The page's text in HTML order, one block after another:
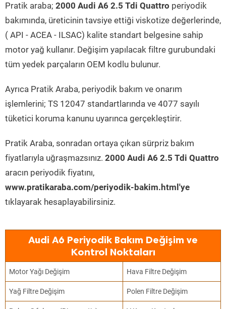
Pratik araba; 2000 Audi A6 2.5 Tdi Quattro periyodik
bakımında, üreticinin tavsiye ettiği viskotize değerlerinde,
( API - ACEA - ILSAC) kalite standart belgesine sahip
motor yağ kullanır. Değişim yapılacak filtre gurubundaki
tüm yedek parçaların OEM kodlu bulunur.
Ayrıca Pratik Araba, periyodik bakım ve onarım
işlemlerini; TS 12047 standartlarında ve 4077 sayılı
tüketici koruma kanunu uyarınca gerçekleştirir.
Pratik Araba, sonradan ortaya çıkan sürpriz bakım
fiyatlarıyla uğraşmazsınız. 2000 Audi A6 2.5 Tdi Quattro
aracın periyodik fiyatını,
www.pratikaraba.com/periyodik-bakim.html'ye
tıklayarak hesaplayabilirsiniz.
Audi A6 Periyodik Bakım Değişim ve
Kontrol Noktaları
Motor Yağı Değişim Hava Filtre Değişim
Yağ Filtre Değişim Polen Filtre Değişim